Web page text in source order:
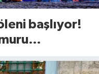
başlıyor!